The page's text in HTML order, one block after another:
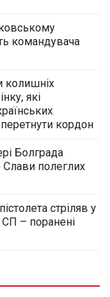
командувача
колишніх
які
кордон
Болграда
полеглих
стріляв у
– поранені